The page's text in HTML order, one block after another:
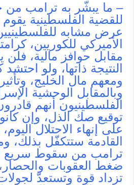
– ما يبشّر به ترامب
للقضية الفلسطينية
عرض مشابه
الأميركي للكوريين،
مقابل حوافز مالية،
النتيجة ذاتها، ولو
ومعهم مال الخليج،
وبالمقابل الوحشية
الفلسطينيون أنهم
توقيع صك الذل، وإن
على إنهاء الاحتلال
القادمة ستتكفّل بذلك،
ترامب من سقوط سريع
ضغط العقوبات والحصار،
تزداد قوة وتستعدّ